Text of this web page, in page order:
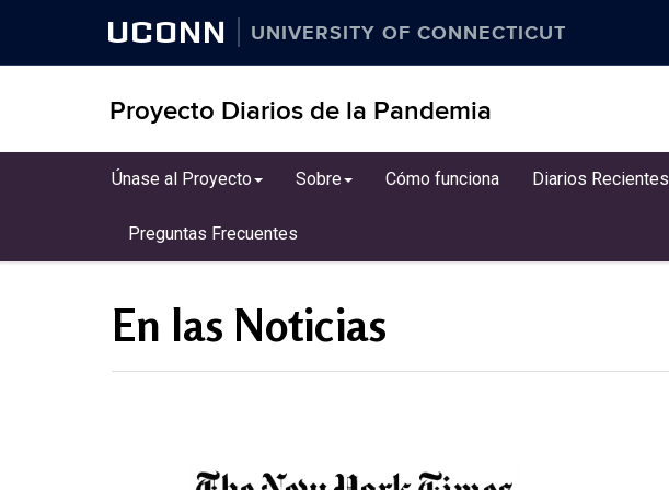
UCONN UNIVERSITY OF CONNECTICUT
Proyecto Diarios de la Pandemia
Skip
content
Únase al Proyecto Sobre Cómo funciona Diarios Recientes
Preguntas Frecuentes
En las Noticias